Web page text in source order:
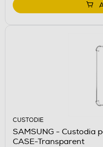
CUSTODIE
SAMSUNG - Custodia
CASE-Transparent